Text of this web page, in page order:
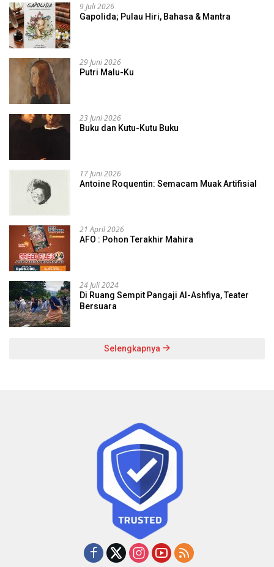
9 Juli 2026
Gapolida; Pulau Hiri, Bahasa & Mantra
29 Juni 2026
Putri Malu-Ku
23 Juni 2026
Buku dan Kutu-Kutu Buku
17 Juni 2026
Antoine Roquentin: Semacam Muak Artifisial
21 April 2026
AFO : Pohon Terakhir Mahira
24 Juli 2024
Di Ruang Sempit Pangaji Al-Ashfiya, Teater
Bersuara
Selengkapnya